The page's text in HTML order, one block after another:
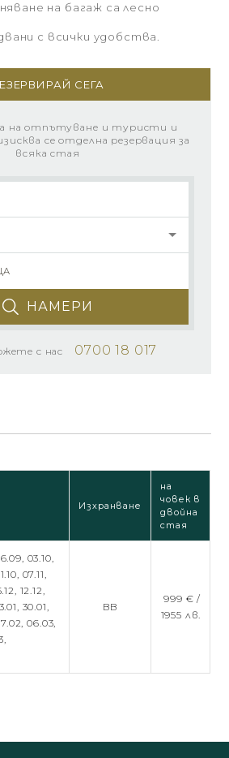
на багаж са лесно
с всички удобства.
СЕГА
на отпътуване и туристи и
се отделна резервация за
всяка стая
НАМЕРИ
с нас 0700 18 017
Изхранване
на
човек в
двойна
стая
03.10,
07.11,
12.12,
30.01,
06.03,
BB
999 € /
1955 лв.